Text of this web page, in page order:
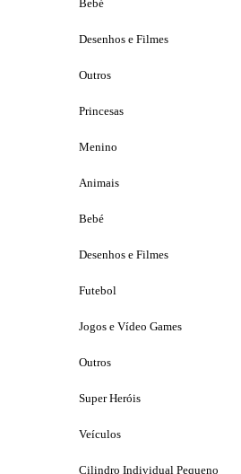
Bebé
Desenhos e Filmes
Outros
Princesas
Menino
Animais
Bebé
Desenhos e Filmes
Futebol
Jogos e Vídeo Games
Outros
Super Heróis
Veículos
Cilindro Individual Pequeno